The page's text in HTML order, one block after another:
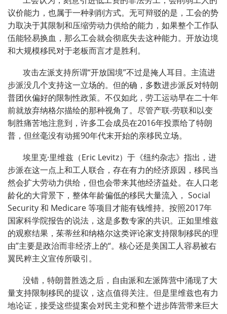
议价能力，也属于一种剥削方式。无可辩驳的是，工会的势
力取决于其限制和压缩劳动力供给的能力，如果整个工作队
伍能轻易换血，那么工会就会彻底失去这种能力。开放边境
和大规模移民对于老板而言才是胜利。
攻击左派支持所谓“开放国境”不过是掩人耳目。主流进
步派没几个支持这一立场的。但的确，多数进步派反对特朗
普团伙偏好的限制性政策。不仅如此，劳工运动早在二十年
前就放弃纳格尔描绘的那种视角了。尽管产联-劳联和以变
制胜痛苦地注意到，许多工会成员在2016年投票给了特朗
普，但丝毫没有动摇90年代末开始的亲移民立场。
埃里克·里维兹（Eric Levitz）于《纽约杂志》指出，进
步派在这一点上和工人联合，存在有力的经济原因，移民当
然会扩大劳动力供给，但也会带来其他经济益处。在人口老
龄化的大背景下，整体年龄偏低的移民大量流入， Social
Security 和 Medicare 等项目才能有钱维持。按照2017年
国家科学院报告的说法，这是多数专家的共识。正如里维兹
的观察结果，茱蒂丝和纳格尔这类评论家支持限制移民的理
由”主要是政治而非经济上的“。核心还是美国工人容易被右
翼民粹主义宣传所吸引。
没错，特朗普胜选之后，自由派和左派阵营中涌现了大
量支持限制移民的提议，这点值得关注。但是里维兹也有力
地论证，接受这些提案会对民主党和整个进步阵营带来巨大